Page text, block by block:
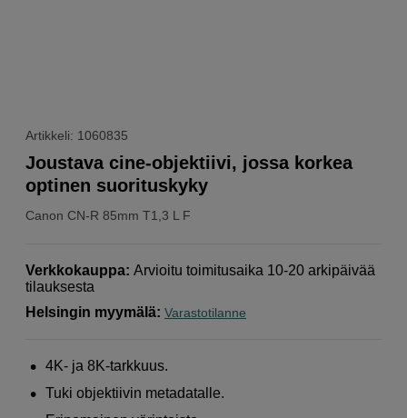
Artikkeli: 1060835
Canon CN-R 85mm T1,3 L F
Joustava cine-objektiivi, jossa korkea
optinen suorituskyky
Verkkokauppa: Arvioitu toimitusaika 10-20 arkipäivää
tilauksesta
Helsingin myymälä: Varastotilanne
4K- ja 8K-tarkkuus.
Tuki objektiivin metadatalle.